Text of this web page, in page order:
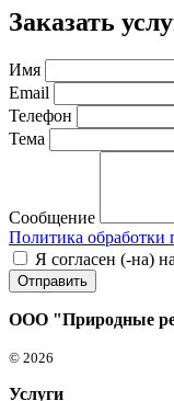
Заказать
Имя
Email
Телефон
Тема
Сообщение
Политика обработки
Я согласен (-на)
ООО "Природные
© 2026
Услуги